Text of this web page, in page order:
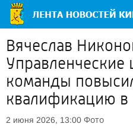
Вячеслав
команды
квалификацию в
2 июня 2026, 13:00 Фото